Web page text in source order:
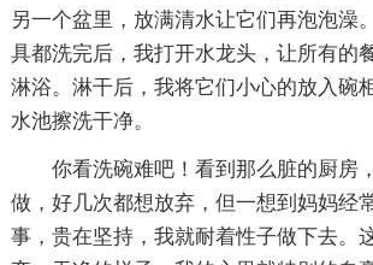
另一个盆里，放满清水让它们再泡泡澡
具都洗完后，我打开水龙头，让所有的
淋浴。淋干后，我将它们小心的放入碗
水池擦洗干净。
你看洗碗难吧！看到那么脏的厨房
做，好几次都想放弃，但一想到妈妈经
事，贵在坚持，我就耐着性子做下去。